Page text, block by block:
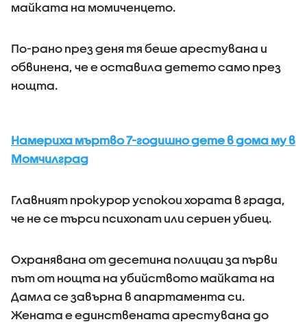
майката на момиченцето.
По-рано през деня тя беше арестувана и
обвинена, че е оставила детето само през
нощта.
Намериха мъртво 7-годишно дете в дома му в
Момчилград
Главният прокурор успокои хората в града,
че не се търси психопат или сериен убиец.
Охранявана от десетина полицаи за първи
път от нощта на убийството майката на
Дамла се завърна в апартамента си.
Жената е единствената арестувана до